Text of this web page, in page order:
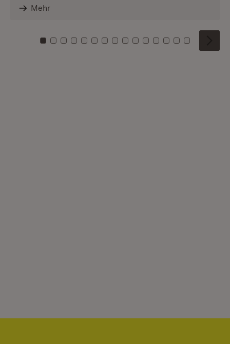
Mehr
Zu Kachel: 0
Zu Kachel: 1
Zu Kachel: 2
Zu Kachel: 3
Zu Kachel: 4
Zu Kachel: 5
Zu Kachel: 6
Zu Kachel: 7
Zu Kachel: 8
Zu Kachel: 9
Zu Kachel: 10
Zu Kachel: 11
Zu Kachel: 12
Zu Kachel:
Zu